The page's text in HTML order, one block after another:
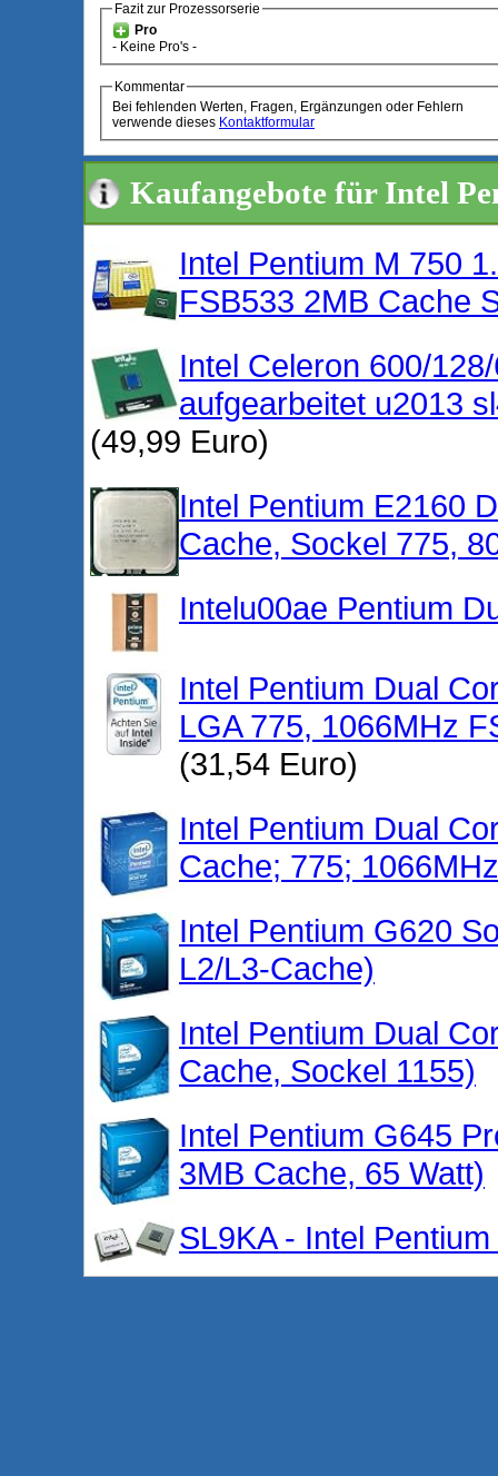
Fazit zur Prozessorserie
Pro
- Keine Pro's -
Kommentar
Bei fehlenden Werten, Fragen, Ergänzungen oder Fehlern
verwende dieses Kontaktformular
Kaufangebote für Intel
Intel Pentium M 750
FSB533 2MB Cache
Intel Celeron 600/
aufgearbeitet u2013
(49,99 Euro)
Intel Pentium E2160
Cache, Sockel 775,
Intelu00ae Pentium
Intel Pentium Dual
LGA 775, 1066MHz
(31,54 Euro)
Intel Pentium Dual
Cache; 775;
Intel Pentium G620
L2/L3-Cache)
Intel Pentium Dual
Cache, Sockel 1155)
Intel Pentium G645
3MB Cache, 65 Watt)
SL9KA - Intel